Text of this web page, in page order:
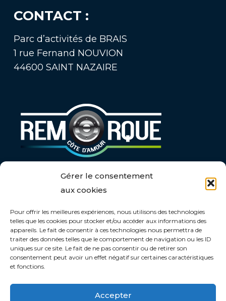
Gérer le consentement
aux cookies
Pour offrir les meilleures expériences, nous utilisons des technologies
telles que les cookies pour stocker et/ou accéder aux informations des
appareils. Le fait de consentir à ces technologies nous permettra de
traiter des données telles que le comportement de navigation ou les ID
uniques sur ce site. Le fait de ne pas consentir ou de retirer son
consentement peut avoir un effet négatif sur certaines caractéristiques
et fonctions.
Accepter
CONTACT :
Parc d’activités de BRAIS
1 rue Fernand NOUVION
44600 SAINT NAZAIRE
HORAIRES :
Du Lundi au Vendredi :
7h30 – 12h / 14h – 18h
NOUS SUIVRE :